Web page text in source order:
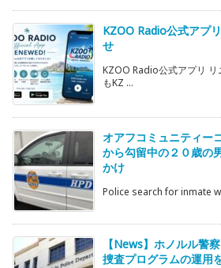
KZOO Radio公式アプ
せ
KZOO Radio公式アプリ
もKZ ...
オアフコミュニティー
から勾留中の２０歳
かけ
Police search for inmate
【News】ホノルル警
捜査プログラムの運用